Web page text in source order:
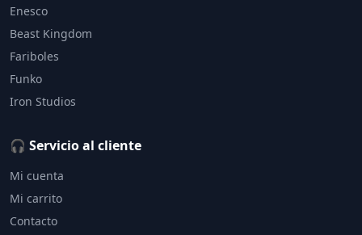
Enesco
Beast Kingdom
Fariboles
Funko
Iron Studios
🎧 Servicio al cliente
Mi cuenta
Mi carrito
Contacto